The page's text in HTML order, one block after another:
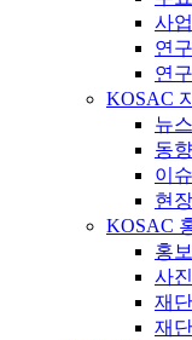
사
연
연
KOSAC
뉴
동
이
현
KOSAC
홍
사
재
재